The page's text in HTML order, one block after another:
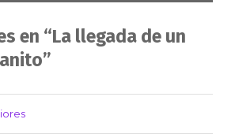
en “La llegada de un